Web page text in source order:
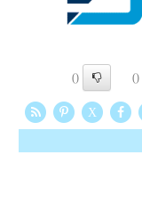
()
()
X